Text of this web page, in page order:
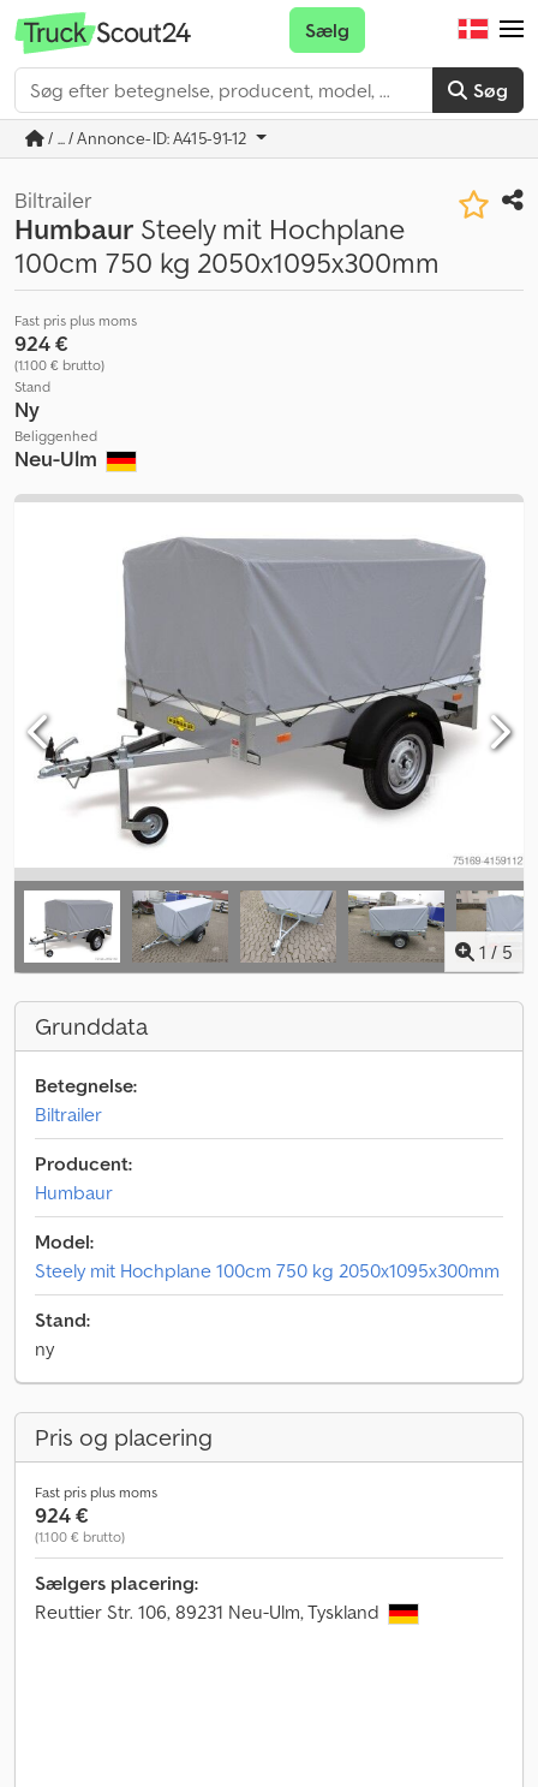
Søg
Sælg
/ ... / Annonce-ID: A415-91-12
Biltrailer
Humbaur Steely mit Hochplane
100cm 750 kg 2050x1095x300mm
Fast pris plus moms
924 €
(1.100 € brutto)
Stand
Ny
Beliggenhed
Neu-Ulm
1 / 5
Grunddata
Betegnelse:
Biltrailer
Producent:
Humbaur
Model:
Steely mit Hochplane 100cm 750 kg 2050x1095x300mm
Stand:
ny
Pris og placering
Fast pris plus moms
924 €
(1.100 € brutto)
Sælgers placering:
Reuttier Str. 106, 89231 Neu-Ulm, Tyskland